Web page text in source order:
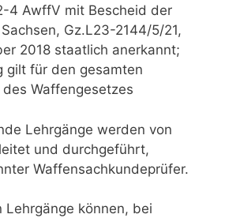
4 AwffV mit Bescheid der
Gz.L23-2144/5/21,
2018 staatlich anerkannt;
gilt für den gesamten
Waffengesetzes
Lehrgänge werden von
und durchgeführt,
Waffensachkundeprüfer.
Lehrgänge können, bei